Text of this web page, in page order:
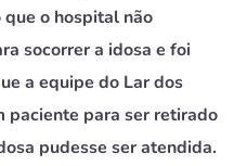
o hospital não
socorrer a idosa e foi
a equipe do Lar dos
paciente para ser retirado
pudesse ser atendida.